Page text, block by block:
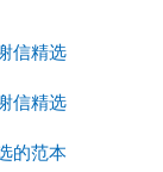
信精选
信精选
的范本